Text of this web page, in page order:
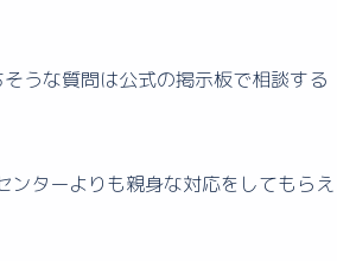
うな質問は公式の掲示板で相談する
ターよりも親身な対応をしてもらえ